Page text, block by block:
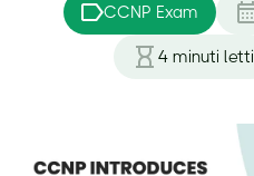
CCNP Exam
4 minuti letti